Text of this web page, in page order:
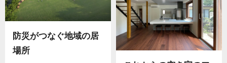
防災がつなぐ地域の居
場所